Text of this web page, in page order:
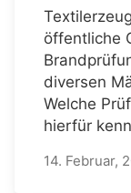
öffentliche
diversen
Welche
hierfür
14. Februar,